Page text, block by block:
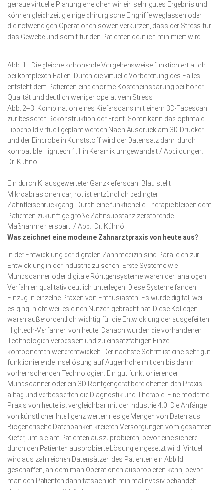
genaue virtuelle Planung erreichen wir ein sehr gutes Ergebnis und
können gleichzeitig einige chirurgische Eingriffe weglassen oder
die notwendigen Operationen soweit verkürzen, dass der Stress für
das Gewebe und somit für den Patienten deutlich minimiert wird.
Abb. 1: Die gleiche schonende Vorgehensweise funktioniert auch
bei komplexen Fällen. Durch die virtuelle Vorbereitung des Falles
entsteht dem Patienten eine enorme Kosteneinsparung bei hoher
Qualität und deutlich weniger operativem Stress.
Abb. 2+3: Kombination eines Kieferscans mit einem 3D-Facescan
zur besseren Rekonstruktion der Front. Somit kann das optimale
Lippenbild virtuell geplant werden Nach Ausdruck am 3D-Drucker
und der Einprobe in Kunststoff wird der Datensatz dann durch
kompatible Hightech 1:1 in Keramik umgewandelt / Abbildungen:
Dr. Kühnöl
Ein durch KI ausgewerteter Ganzkieferscan. Blau stellt
Mikroabrasionen dar, rot ist entzündlich bedingter
Zahnfleischrückgang. Durch eine funktionelle Therapie bleiben dem
Patienten zukünftige große Zahnsubstanz zerstörende
Maßnahmen erspart. / Abb.: Dr. Kühnöl
Was zeichnet eine moderne Zahnarztpraxis von heute aus?
In der Entwicklung der digitalen Zahnmedizin sind Parallelen zur
Entwicklung in der Industrie zu sehen. Erste Syste­me wie
Mundscanner oder digitale Röntgensysteme waren den analogen
Verfahren qualitativ deutlich unterlegen. Diese Systeme fanden
Einzug in einzelne Praxen von Enthusiasten. Es wurde digital, weil
es ging, nicht weil es einen Nutzen gebracht hat. Diese Kollegen
waren außerordentlich wichtig für die Entwicklung der ausgefeilten
Hightech-Verfahren von heute. Danach wurden die vorhandenen
Tech­no­logien verbessert und zu einsatzfähigen Einzel­­
komponenten weiterentwickelt. Der nächs­te Schritt ist eine sehr gut
funktionierende Insellösung auf Augenhöhe mit den bis dahin
vorherrschenden Technologien. Ein gut funktionierender
Mundscanner oder ein 3D-Röntgen­gerät bereicherten den Praxis­
alltag und verbesserten die Diag­nostik und Therapie. Eine moderne
Praxis von heute ist vergleichbar mit der Industrie 4.0. Die Anfänge
von künstlicher Intelligenz werten riesige Mengen von Daten aus.
Biogenerische Datenbanken kreieren Ver­sorgun­gen vom gesamten
Kiefer, um sie am Patienten auszuprobieren, bevor eine sichere
durch den Patienten ausprobierte Lösung eingesetzt wird. Virtuell
wird aus zahlreichen Datensätzen des Patienten ein Abbild
geschaffen, an dem man Operationen ausprobieren kann, bevor
man den Patienten dann tatsächlich minimalinvasiv behandelt.